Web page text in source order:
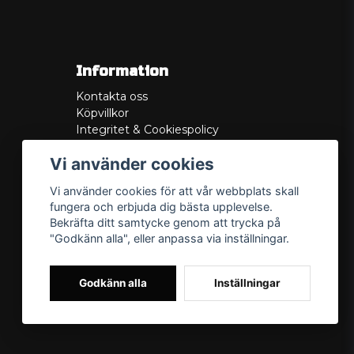
Information
Kontakta oss
Köpvillkor
Integritet & Cookiespolicy
Service/Garanti
Lådritning
Om oss
Vi använder cookies
Vi använder cookies för att vår webbplats skall
fungera och erbjuda dig bästa upplevelse.
Bekräfta ditt samtycke genom att trycka på
"Godkänn alla", eller anpassa via inställningar.
Godkänn alla Inställningar